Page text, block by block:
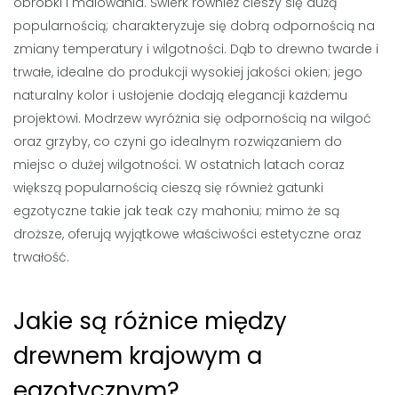
popularnością; charakteryzuje się dobrą odpornością na
zmiany temperatury i wilgotności. Dąb to drewno twarde i
trwałe, idealne do produkcji wysokiej jakości okien; jego
naturalny kolor i usłojenie dodają elegancji każdemu
projektowi. Modrzew wyróżnia się odpornością na wilgoć
oraz grzyby, co czyni go idealnym rozwiązaniem do
miejsc o dużej wilgotności. W ostatnich latach coraz
większą popularnością cieszą się również gatunki
egzotyczne takie jak teak czy mahoniu; mimo że są
droższe, oferują wyjątkowe właściwości estetyczne oraz
trwałość.
Jakie są różnice między
drewnem krajowym a